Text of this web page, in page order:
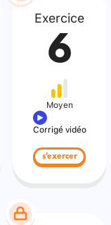
Exercice
6
Moyen
Corrigé vidéo
s'exercer